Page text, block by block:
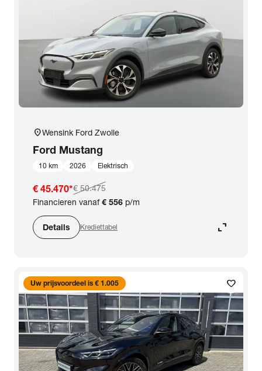
location_onWensink Ford Zwolle
Ford Mustang
10 km 2026 Elektrisch
€ 45.470*€ 50.475
Financieren vanaf€ 556 p/m
Details Krediettabel expand_content
favorite
Uw prijsvoordeel is € 1.005